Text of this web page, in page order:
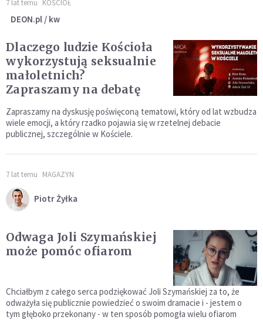
7 lat temu KOŚCIÓŁ
DEON.pl / kw
Dlaczego ludzie Kościoła
wykorzystują seksualnie
małoletnich?
Zapraszamy na debatę
Zapraszamy na dyskusję poświęconą tematowi, który od lat wzbudza
wiele emocji, a który rzadko pojawia się w rzetelnej debacie
publicznej, szczególnie w Kościele.
7 lat temu MAGAZYN
Piotr Żyłka
Odwaga Joli Szymańskiej
może pomóc ofiarom
Chciałbym z całego serca podziękować Joli Szymańskiej za to, że
odważyła się publicznie powiedzieć o swoim dramacie i - jestem o
tym głęboko przekonany - w ten sposób pomogła wielu ofiarom